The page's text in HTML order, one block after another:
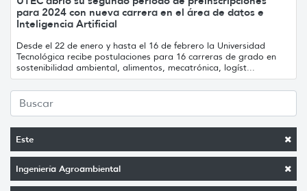
Este
Ingeniería Agroambiental
para 2024 con nueva carrera en el área de datos e
Inteligencia Artificial
Desde el 22 de enero y hasta el 16 de febrero la Universidad
Tecnológica recibe postulaciones para 16 carreras de grado en
sostenibilidad ambiental, alimentos, mecatrónica, logíst...